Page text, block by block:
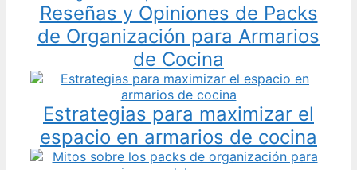
Reseñas y Opiniones de Packs
de Organización para Armarios
de Cocina
Estrategias para maximizar el
espacio en armarios de cocina